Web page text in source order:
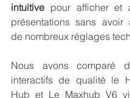
intuitive pour afficher et
présentations sans avoir
de nombreux réglages
Nous avons comparé
interactifs de qualité le
Hub et Le Maxhub V6